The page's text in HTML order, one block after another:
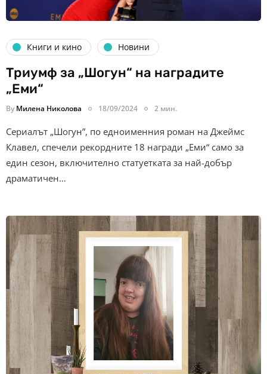
Книги и кино Новини
Триумф за „Шогун“ на наградите
„Еми“
By Милена Николова 18/09/2024 2 мин.
Сериалът „Шогун”, по едноименния роман на Джеймс
Клавел, спечели рекордните 18 награди „Еми“ само за
един сезон, включително статуетката за най-добър
драматичен…